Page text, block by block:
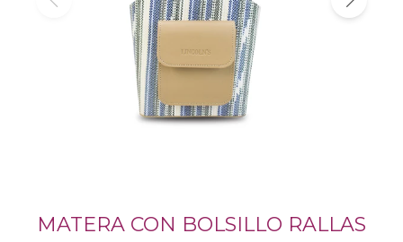
MATERA CON BOLSILLO RALLAS